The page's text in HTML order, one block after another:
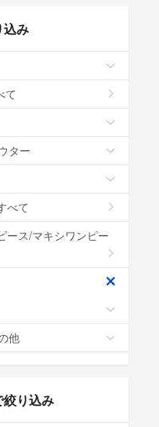
込み
て
ター
べて
ース/マキシワンピー
他
絞り込み